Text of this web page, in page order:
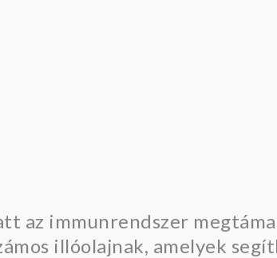
az immunrendszer
illóolajnak, amelyek